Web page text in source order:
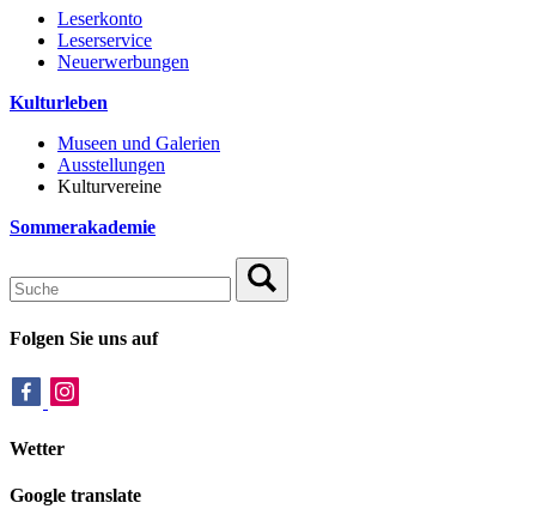
Leserkonto
Leserservice
Neuerwerbungen
Kulturleben
Museen und Galerien
Ausstellungen
Kulturvereine
Sommerakademie
Folgen Sie uns auf
Wetter
Google translate